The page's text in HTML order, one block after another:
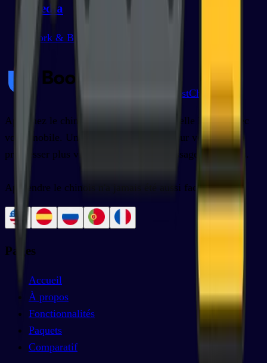
Media
Work & Business
BoostChinese
Apprenez le chinois depuis n'importe quelle langue avec
votre mobile. Une application unique pour vous aider à
progresser plus vite dans votre apprentissage du chinois.
Apprendre le chinois n'a jamais été aussi facile.
Pages
Accueil
À propos
Fonctionnalités
Paquets
Comparatif